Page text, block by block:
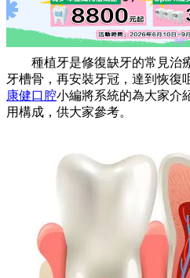
種植牙是修復缺牙的常見治
牙槽骨，再安裝牙冠，達到恢復
康健口腔小編將系統的為大家介
用構成，供大家參考。